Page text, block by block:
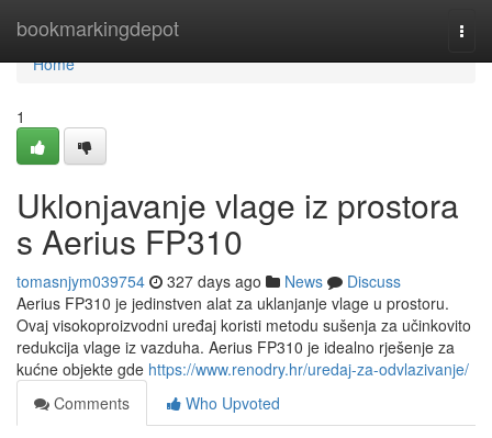
bookmarkingdepot
Home
Home
1
Uklonjavanje vlage iz prostora
s Aerius FP310
tomasnjym039754 327 days ago News
Discuss
Aerius FP310 je jedinstven alat za uklanjanje vlage u prostoru.
Ovaj visokoproizvodni uređaj koristi metodu sušenja za učinkovito
redukcija vlage iz vazduha. Aerius FP310 je idealno rješenje za
kućne objekte gde https://www.renodry.hr/uredaj-za-odvlazivanje/
Comments
Who Upvoted